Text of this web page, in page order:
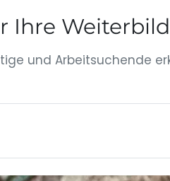
Ihre
und Arbeitsuchende